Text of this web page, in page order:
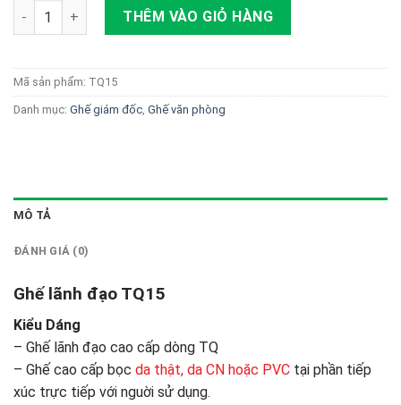
Ghế lãnh đạo TQ15 số lượngTHÊM VÀO GIỎ HÀNG
Mã sản phẩm: TQ15
Danh mục: Ghế giám đốc, Ghế văn phòng
MÔ TẢ
ĐÁNH GIÁ (0)
Ghế lãnh đạo TQ15
Kiểu Dáng
– Ghế lãnh đạo cao cấp dòng TQ
– Ghế cao cấp bọc da thật, da CN hoặc PVC tại phần tiếp
xúc trực tiếp với nguời sử dụng.